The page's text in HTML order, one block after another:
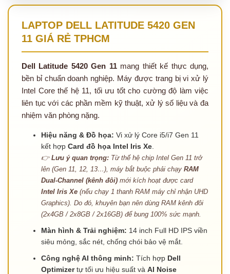
Dell
Có1Sản phẩm
Sạc (Charger) Laptop
Sản phẩm
Thay Mainboard
Laptop
LAPTOP DELL LATITUDE 5420 GEN
11 GIÁ RẺ TPHCM
Dell Latitude 5420 Gen 11mang thiết kế thực dụng,
bền bỉ chuẩn doanh nghiệp. Máy được trang bị vi xử lý
Intel Core thế hệ 11, tối ưu tốt cho cường độ làm việc
liên tục với các phần mềm kỹ thuật, xử lý số liệu và đa
nhiệm văn phòng nặng.
Hiệu năng & Đồ họa: Vi xử lý Core i5/i7 Gen 11
kết hợpCard đồ họa Intel Iris Xe
👉Lưu ý quan trọng: Từ thế hệ chip Intel Gen 11 trở
lên (Gen 11, 12, 13…), máy bắt buộc phải chạyRAM
Dual-Channel (kênh đôi) mới kích hoạt được card
Intel Iris Xe (nếu chạy 1 thanh RAM máy chỉ nhận UHD
Graphics). Do đó, khuyên bạn nên dùng RAM kênh đôi
(2x4GB / 2x8GB / 2x16GB) để bung 100% sức mạnh.
Màn hình & Trải nghiệm: 14 inch Full HD IPS viền
siêu mỏng, sắc nét, chống chói bảo vệ mắt.
Công nghệ AI thông minh: Tích hợp Dell
Optimizertự tối ưu hiệu suất vàAI Noise